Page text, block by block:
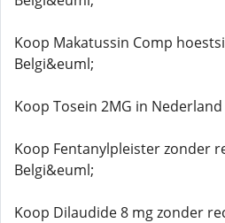
Koop Makatussin Comp
Belgi&euml;
Koop Tosein 2MG in
Koop Fentanylpleister zonder
Belgi&euml;
Koop Dilaudide 8 mg zonder